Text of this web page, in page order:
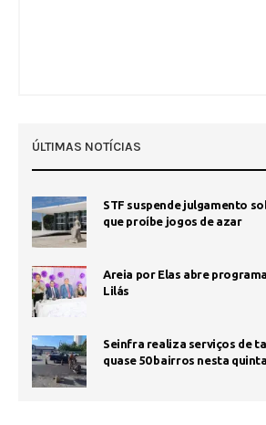
ÚLTIMAS NOTÍCIAS
STF suspende julgamento
que proíbe jogos de azar
Areia por Elas abre
Lilás
Seinfra realiza serviços de
quase 50 bairros nesta